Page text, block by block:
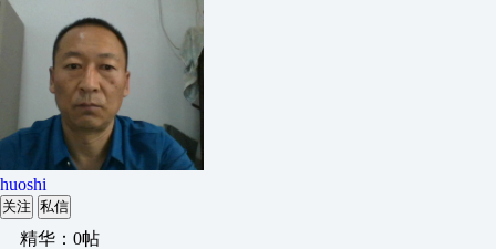
huoshi
关注 私信
精华：0帖